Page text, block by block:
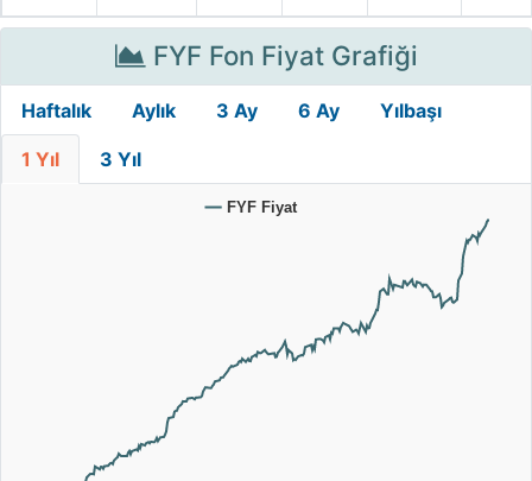
FYF Fon Fiyat Grafiği
Haftalık Aylık 3 Ay 6 Ay Yılbaşı
1 Yıl 3 Yıl